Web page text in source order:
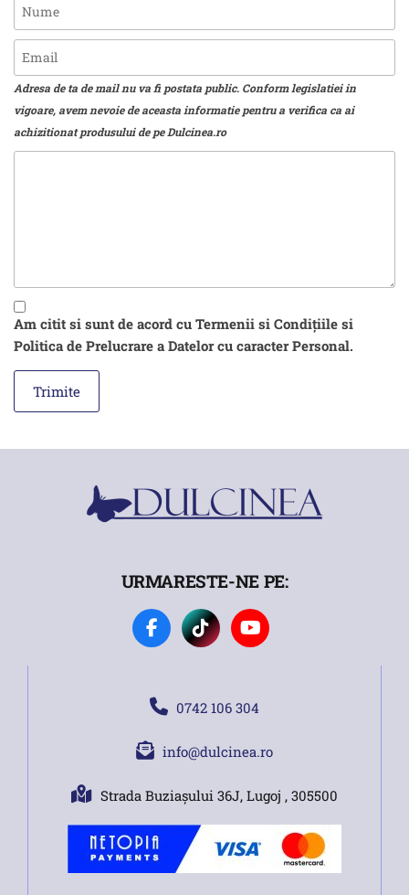
Adresa de ta de mail nu va fi postata public. Conform legislatiei in
vigoare, avem nevoie de aceasta informatie pentru a verifica ca ai
achizitionat produsului de pe Dulcinea.ro
Am citit si sunt de acord cu Termenii si Condițiile si
Politica de Prelucrare a Datelor cu caracter Personal.
URMARESTE-NE PE:
0742 106 304
info@dulcinea.ro
Strada Buziașului 36J, Lugoj , 305500